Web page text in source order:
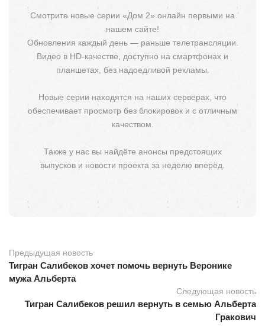
Смотрите новые серии «Дом 2» онлайн первыми на
нашем сайте!
Обновления каждый день — раньше телетрансляции.
Видео в HD-качестве, доступно на смартфонах и
планшетах, без надоедливой рекламы.
Новые серии находятся на наших серверах, что
обеспечивает просмотр без блокировок и с отличным
качеством.
Также у нас вы найдёте анонсы предстоящих
выпусков и новости проекта за неделю вперёд.
Предыдущая новость
Тигран Салибеков хочет помочь вернуть Веронике
мужа Альберта
Следующая новость
Тигран Салибеков решил вернуть в семью Альберта
Гракович